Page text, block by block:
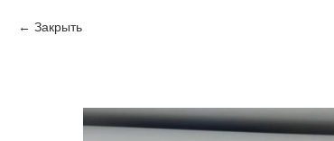
Закрыть